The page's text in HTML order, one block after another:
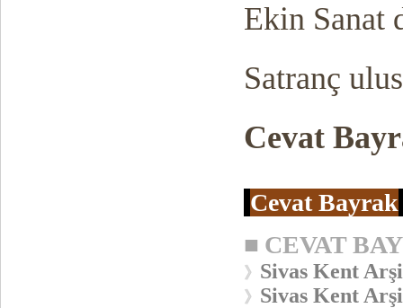
Ekin Sanat
Satranç
Cevat
Cevat Bayrak
■ CEVAT
》 Sivas Kent
》 Sivas Kent